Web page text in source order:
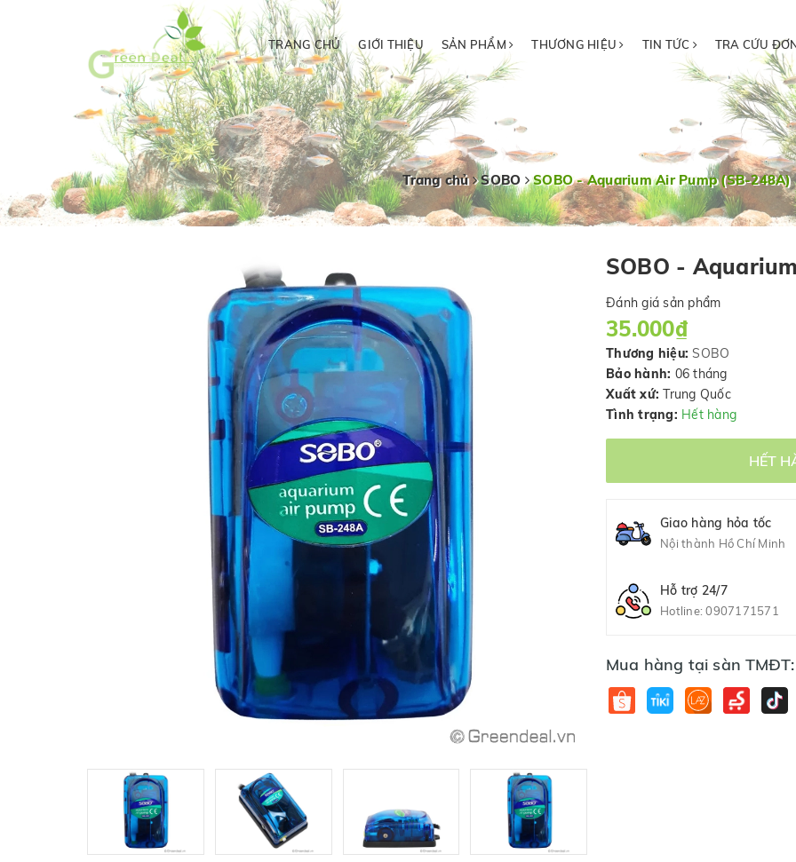
TRANG CHỦ GIỚI THIỆU SẢN PHẨM THƯƠNG HIỆU TIN TỨC TRA CỨU
Trang chủ SOBO SOBO - Aquarium Air Pump (SB-248A)
SOBO -
Đánh giá sản phẩm
35.000₫
Thương hiệu: SOBO
Bảo hành: 06 tháng
Xuất xứ: Trung Quốc
Tình trạng: Hết hàng
HẾT
Giao hàng hỏa tốc
Nội thành Hồ Chí Minh
Hỗ trợ 24/7
Hotline:0907171571
Mua hàng tại sàn TMĐT: